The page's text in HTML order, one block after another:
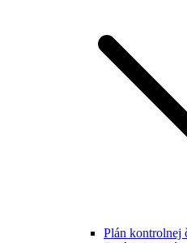
Plán kontrolnej